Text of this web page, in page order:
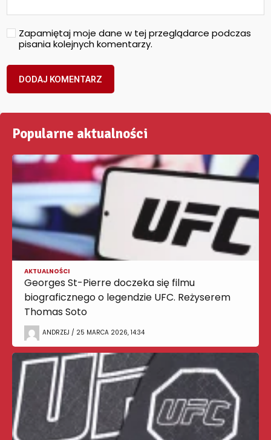
Zapamiętaj moje dane w tej przeglądarce podczas
pisania kolejnych komentarzy.
Popularne aktualności
AKTUALNOŚCI
Georges St-Pierre doczeka się filmu
biograficznego o legendzie UFC. Reżyserem
Thomas Soto
ANDRZEJ / 25 MARCA 2026, 14:34